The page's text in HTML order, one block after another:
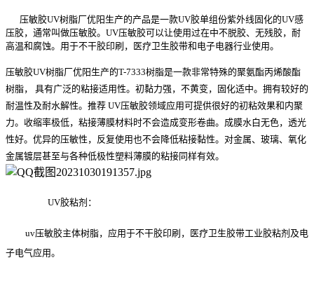
压敏胶UV树脂厂优阳生产的产品是一款UV胶单组份紫外线固化的UV感
压胶，通常叫做压敏胶。UV压敏胶可以让使用过在中不脱胶、无残胶，耐
高温和腐蚀。用于不干胶印刷，医疗卫生胶带和电子电器行业使用。
压敏胶UV树脂厂优阳生产的T-7333树脂是一款非常特殊的聚氨酯丙烯酸酯
树脂， 具有广泛的粘接适用性。初黏力强，不黄变，固化适中。拥有较好的
耐温性及耐水解性。推荐 UV压敏胶领域应用可提供很好的初粘效果和内聚
力。收缩率极低，粘接薄膜材料时不会造成变形卷曲。成膜水白无色，透光
性好。优异的压敏性，反复使用也不会降低粘接黏性。对金属、玻璃、氧化
金属镀层甚至与各种低极性塑料薄膜的粘接同样有效。
UV胶粘剂：
uv压敏胶主体树脂，应用于不干胶印刷，医疗卫生胶带工业胶粘剂及电
子电气应用。